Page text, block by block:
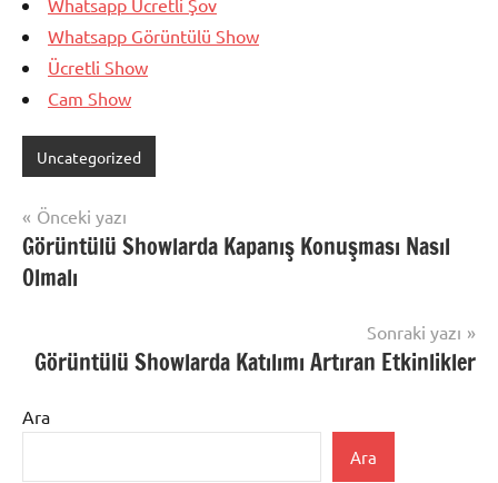
Whatsapp Ücretli Şov
Whatsapp Görüntülü Show
Ücretli Show
Cam Show
Uncategorized
Yazı
gezinmesi
Önceki yazı
Görüntülü Showlarda Kapanış Konuşması Nasıl
Olmalı
Sonraki yazı
Görüntülü Showlarda Katılımı Artıran Etkinlikler
Ara
Ara